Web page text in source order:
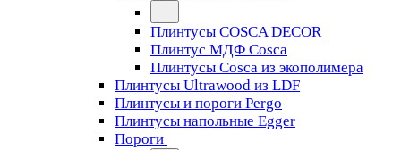
Плинтусы COSCA DECOR
Плинтус МДФ Cosca
Плинтусы Cosca из экополимера
Плинтусы Ultrawood из LDF
Плинтусы и пороги Pergo
Плинтусы напольные Egger
Пороги